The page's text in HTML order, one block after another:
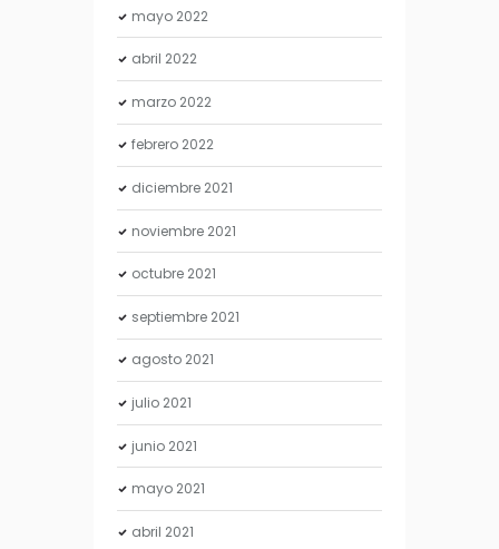
mayo 2022
abril 2022
marzo 2022
febrero 2022
diciembre 2021
noviembre 2021
octubre 2021
septiembre 2021
agosto 2021
julio 2021
junio 2021
mayo 2021
abril 2021